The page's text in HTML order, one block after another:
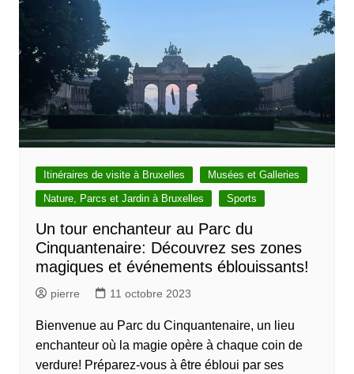
Itinéraires de visite à Bruxelles
Musées et Galleries
Nature, Parcs et Jardin à Bruxelles
Sports
Un tour enchanteur au Parc du
Cinquantenaire: Découvrez ses zones
magiques et événements éblouissants!
pierre 11 octobre 2023
Bienvenue au Parc du Cinquantenaire, un lieu
enchanteur où la magie opère à chaque coin de
verdure! Préparez-vous à être ébloui par ses